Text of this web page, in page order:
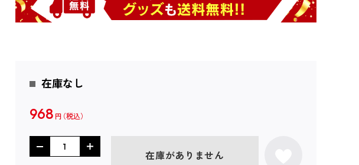
在庫なし
968 円
在庫がありません